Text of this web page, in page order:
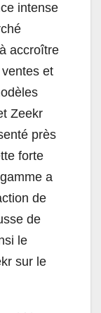
intense
accroître
et
Zeekr
près
forte
a
de
de
le
sur le